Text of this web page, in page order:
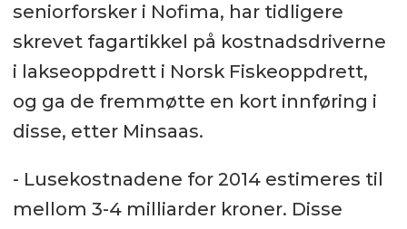
seniorforsker i Nofima, har tidligere
skrevet fagartikkel på kostnadsdriverne
i lakseoppdrett i Norsk Fiskeoppdrett,
og ga de fremmøtte en kort innføring i
disse, etter Minsaas.
- Lusekostnadene for 2014 estimeres til
mellom 3-4 milliarder kroner. Disse